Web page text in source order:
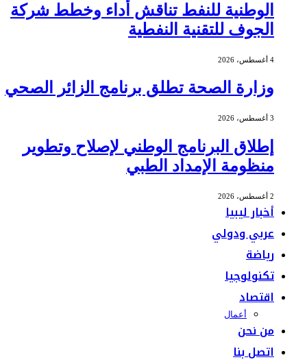
الوطنية للنفط تناقش أداء وخطط شركة
الجوف للتقنية النفطية
وزارة الصحة تطلق برنامج الزائر الصحي
إطلاق البرنامج الوطني لإصلاح وتطوير
منظومة الإمداد الطبي
أخبار ليبيا
عربي ودولي
رياضة
تكنولوجيا
اقتصاد
أعمال
من نحن
اتصل بنا